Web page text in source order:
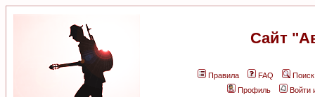
Сайт
Правила FAQ
Поиск
Профиль
Войти